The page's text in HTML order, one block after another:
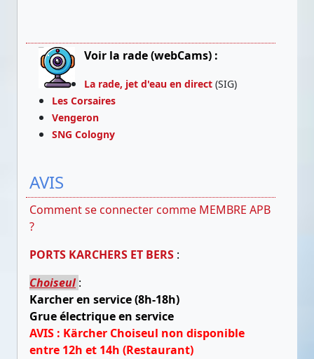
Voir la rade (webCams) :
La rade, jet d'eau en direct(SIG)
Les Corsaires
Vengeron
SNG Cologny
AVIS
Comment se connecter comme MEMBRE APB
?
PORTS KARCHERS ET BERS :
Choiseul :
Karcher en service (8h-18h)
Grue électrique en service
AVIS : Kärcher Choiseul non disponible
entre 12h et 14h (Restaurant)